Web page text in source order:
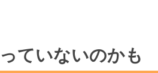
ていないのかも